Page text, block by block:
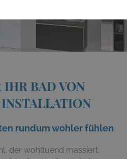
IHR BAD VON
rundum wohler fühlen
der wohltuend massiert.